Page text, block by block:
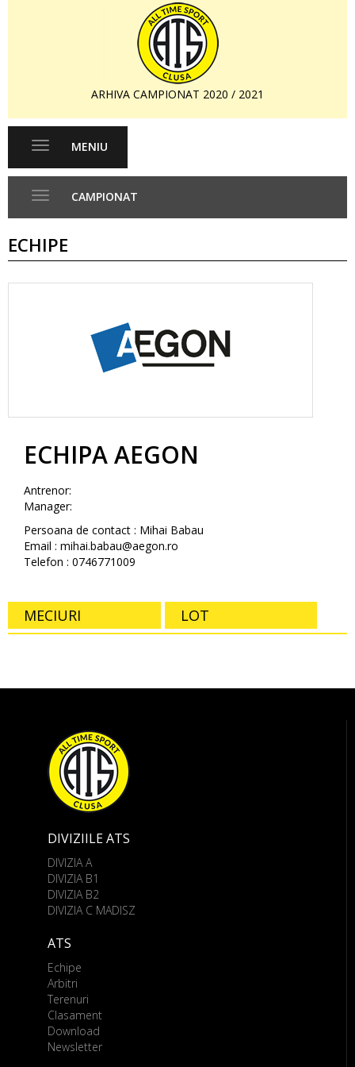
ARHIVA CAMPIONAT 2020 / 2021
Toggle
MENIU
CAMPIONAT
ECHIPE
ECHIPA AEGON
Antrenor:
Manager:
Persoana de contact : Mihai Babau
Email : mihai.babau@aegon.ro
Telefon : 0746771009
MECIURI LOT
DIVIZIILE ATS
DIVIZIA A
DIVIZIA B1
DIVIZIA B2
DIVIZIA C MADISZ
ATS
Echipe
Arbitri
Terenuri
Clasament
Download
Newsletter